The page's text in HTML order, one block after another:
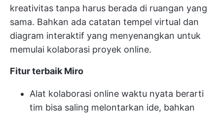
kreativitas tanpa harus berada di ruangan yang
sama. Bahkan ada catatan tempel virtual dan
diagram interaktif yang menyenangkan untuk
memulai kolaborasi proyek online.
Fitur terbaik Miro
Alat kolaborasi online waktu nyata berarti
tim bisa saling melontarkan ide, bahkan